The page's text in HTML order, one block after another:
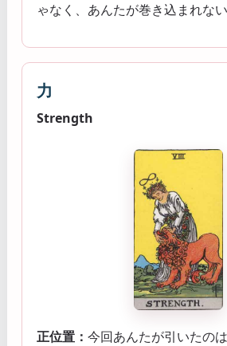
ゃなく、あんたが巻き込まれない
力
Strength
正位置： 今回あんたが引いたの